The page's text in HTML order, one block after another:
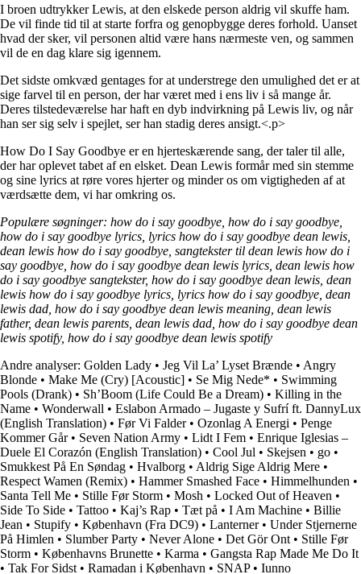
I broen udtrykker Lewis, at den elskede person aldrig vil skuffe ham.
De vil finde tid til at starte forfra og genopbygge deres forhold. Uanset
hvad der sker, vil personen altid være hans nærmeste ven, og sammen
vil de en dag klare sig igennem.
Det sidste omkvæd gentages for at understrege den umulighed det er at
sige farvel til en person, der har været med i ens liv i så mange år.
Deres tilstedeværelse har haft en dyb indvirkning på Lewis liv, og når
han ser sig selv i spejlet, ser han stadig deres ansigt.<.p>
How Do I Say Goodbye er en hjerteskærende sang, der taler til alle,
der har oplevet tabet af en elsket. Dean Lewis formår med sin stemme
og sine lyrics at røre vores hjerter og minder os om vigtigheden af at
værdsætte dem, vi har omkring os.
Populære søgninger: how do i say goodbye, how do i say goodbye,
how do i say goodbye lyrics, lyrics how do i say goodbye dean lewis,
dean lewis how do i say goodbye, sangtekster til dean lewis how do i
say goodbye, how do i say goodbye dean lewis lyrics, dean lewis how
do i say goodbye sangtekster, how do i say goodbye dean lewis, dean
lewis how do i say goodbye lyrics, lyrics how do i say goodbye, dean
lewis dad, how do i say goodbye dean lewis meaning, dean lewis
father, dean lewis parents, dean lewis dad, how do i say goodbye dean
lewis spotify, how do i say goodbye dean lewis spotify
Andre analyser: Golden Lady • Jeg Vil La’ Lyset Brænde • Angry
Blonde • Make Me (Cry) [Acoustic] • Se Mig Nede* • Swimming
Pools (Drank) • Sh’Boom (Life Could Be a Dream) • Killing in the
Name • Wonderwall • Eslabon Armado – Jugaste y Sufrí ft. DannyLux
(English Translation) • Før Vi Falder• Ozonlag A Energi • Penge
Kommer Går• Seven Nation Army • Lidt I Fem • Enrique Iglesias –
Duele El Corazón (English Translation) • Cool Jul • Skejsen • ​go •
Smukkest På En Søndag • Hvalborg • Aldrig Sige Aldrig Mere •
Respect Wamen (Remix) • Hammer Smashed Face • Himmelhunden •
Santa Tell Me • Stille Før Storm • Mosh • Locked Out of Heaven •
Side To Side • Tattoo • Kaj’s Rap • Tæt på • I Am Machine • Billie
Jean • Stupify • København (Fra DC9) • Lanterner• Under Stjernerne
På Himlen • Slumber Party • Never Alone • Det Gör Ont • Stille Før
Storm • Københavns Brunette • Karma • Gangsta Rap Made Me Do It
• Tak For Sidst • Ramadan i København • SNAP• Iunno